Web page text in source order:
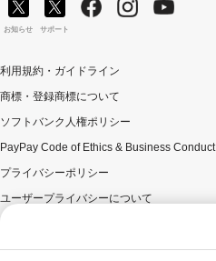
お知らせ サポート
利用規約・ガイドライン
商標・登録商標について
ソフトバンク人権ポリシー
PayPay Code of Ethics & Business Conduct
プライバシーポリシー
ユーザープライバシーについて
ウェブサイト利用規約